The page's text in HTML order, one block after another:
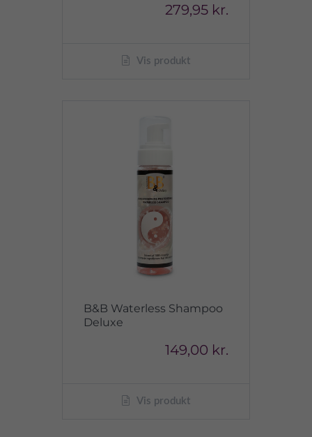
279,95 kr.
Vis produkt
B&B Waterless Shampoo
Deluxe
149,00 kr.
Vis produkt